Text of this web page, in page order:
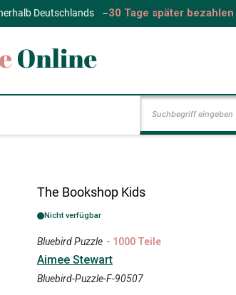
Deutschlands –30 Tage später bezahlen
The Bookshop Kids
Nicht verfügbar
Bluebird Puzzle - 1000 Teile
Aimee Stewart
Bluebird-Puzzle-F-90507